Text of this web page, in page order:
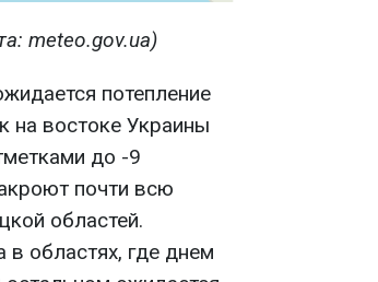
meteo.gov.ua)
потепление
на востоке Украины
до -9
почти всю
областей.
в областях, где днем